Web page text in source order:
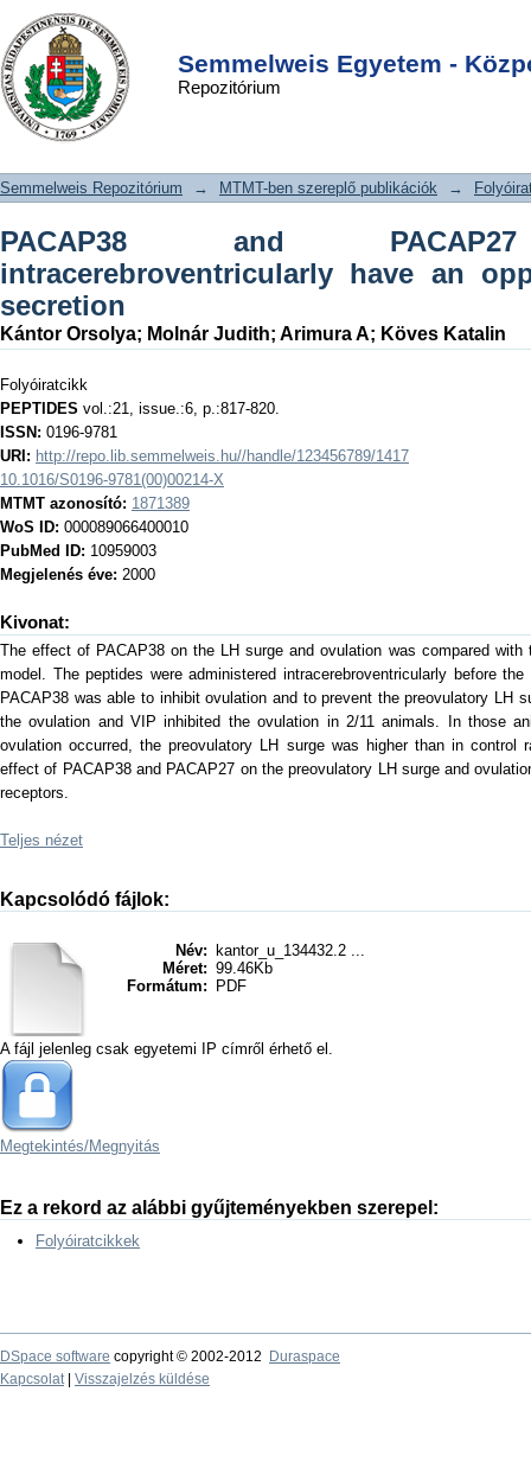
Semmelweis Egyetem -
Repozitórium
PACAP38 and PACAP27 administered
intracerebroventricularly have an
opposite effect on LH secretion
DSpace/Manakin Repository
Semmelweis Repozitórium → MTMT-ben szereplő publikációk →
PACAP38 and
intracerebroventricularly have an
secretion
Kántor Orsolya; Molnár Judith; Arimura A; Köves Katalin
Folyóiratcikk
PEPTIDES vol.:21, issue.:6, p.:817-820.
ISSN: 0196-9781
URI: http://repo.lib.semmelweis.hu//handle/123456789/1417
10.1016/S0196-9781(00)00214-X
MTMT azonosító: 1871389
WoS ID: 000089066400010
PubMed ID: 10959003
Megjelenés éve: 2000
Kivonat:
The effect of PACAP38 on the LH surge and ovulation was compared
model. The peptides were administered intracerebroventricularly before
PACAP38 was able to inhibit ovulation and to prevent the preovulatory LH
the ovulation and VIP inhibited the ovulation in 2/11 animals. In those
ovulation occurred, the preovulatory LH surge was higher than in
effect of PACAP38 and PACAP27 on the preovulatory LH surge and
receptors.
Teljes nézet
Kapcsolódó fájlok:
Név:
kantor_u_134432.2 ...
Méret: 99.46Kb
Formátum:
PDF
A fájl jelenleg csak egyetemi IP címről érhető el.
Megtekintés/Megnyitás
Ez a rekord az alábbi gyűjteményekben szerepel:
Folyóiratcikkek
DSpace software copyright © 2002-2012
Duraspace
Kapcsolat| Visszajelzés küldése